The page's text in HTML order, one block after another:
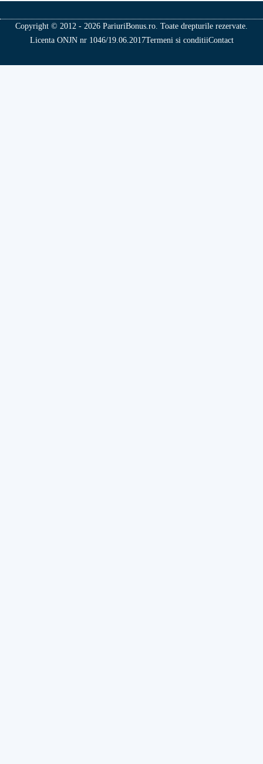
Copyright © 2012 - 2026 PariuriBonus.ro. Toate drepturile rezervate.
Licenta ONJN nr 1046/19.06.2017Termeni si conditiiContact